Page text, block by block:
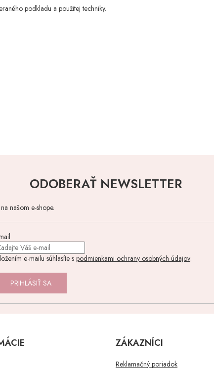
podkladu a použitej techniky.
ODOBERAŤ NEWSLETTER
našom e-shope.
e-mailu súhlasíte s podmienkami ochrany osobných údajov.
PRIHLÁSIŤ SA
ZÁKAZNÍCI
Reklamačný poriadok